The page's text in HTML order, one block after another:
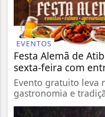
EVENTOS
Festa Alemã de
sexta-feira com
Evento gratuito leva
gastronomia e